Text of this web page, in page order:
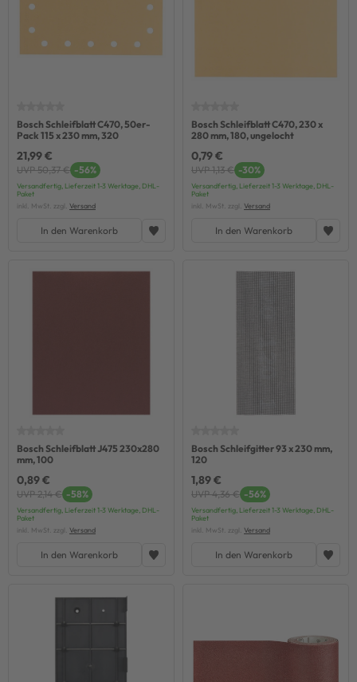
Bosch Schleifblatt C470, 50er-
Pack 115 x 230 mm, 320
21,99 €
UVP 50,37 € -56%
Versandfertig, Lieferzeit 1-3 Werktage, DHL-
Paket
inkl. MwSt. zzgl. Versand
In den Warenkorb
Bosch Schleifblatt C470, 230 x
280 mm, 180, ungelocht
0,79 €
UVP 1,13 € -30%
Versandfertig, Lieferzeit 1-3 Werktage, DHL-
Paket
inkl. MwSt. zzgl. Versand
In den Warenkorb
Bosch Schleifblatt J475 230x280
mm, 100
0,89 €
UVP 2,14 € -58%
Versandfertig, Lieferzeit 1-3 Werktage, DHL-
Paket
inkl. MwSt. zzgl. Versand
In den Warenkorb
Bosch Schleifgitter 93 x 230 mm,
120
1,89 €
UVP 4,36 € -56%
Versandfertig, Lieferzeit 1-3 Werktage, DHL-
Paket
inkl. MwSt. zzgl. Versand
In den Warenkorb